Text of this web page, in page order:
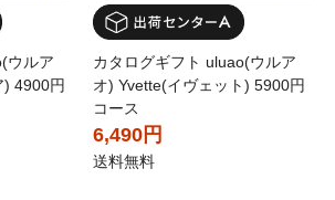
ウルア
) 4900円
カタログギフト uluao(ウルア
オ) Yvette(イヴェット) 5900円
コース
6,490円
送料無料